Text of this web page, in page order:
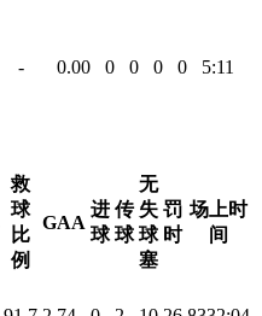
- 0.00 0 0 0 0 5:11
救
球
比
例
GAA
进
球
传
球
无
失
球
塞
罚
时
场上时
间